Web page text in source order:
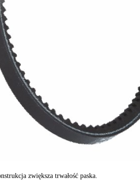
zwiększa trwałość paska.